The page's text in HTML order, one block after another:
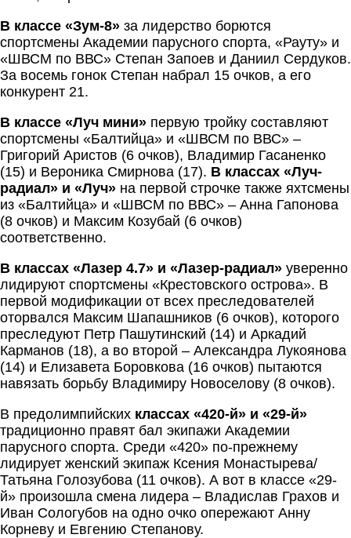
В классе «Зум-8» за лидерство борются
спортсмены Академии парусного спорта, «Рауту» и
«ШВСМ по ВВС» Степан Запоев и Даниил Сердуков.
За восемь гонок Степан набрал 15 очков, а его
конкурент 21.
В классе «Луч мини» первую тройку составляют
спортсмены «Балтийца» и «ШВСМ по ВВС» –
Григорий Аристов (6 очков), Владимир Гасаненко
(15) и Вероника Смирнова (17). В классах «Луч-
радиал» и «Луч» на первой строчке также яхтсмены
из «Балтийца» и «ШВСМ по ВВС» – Анна Гапонова
(8 очков) и Максим Козубай (6 очков)
соответственно.
В классах «Лазер 4.7» и «Лазер-радиал» уверенно
лидируют спортсмены «Крестовского острова». В
первой модификации от всех преследователей
оторвался Максим Шапашников (6 очков), которого
преследуют Петр Пашутинский (14) и Аркадий
Карманов (18), а во второй – Александра Лукоянова
(14) и Елизавета Боровкова (16 очков) пытаются
навязать борьбу Владимиру Новоселову (8 очков).
В предолимпийских классах «420-й» и «29-й»
традиционно правят бал экипажи Академии
парусного спорта. Среди «420» по-прежнему
лидирует женский экипаж Ксения Монастырева/
Татьяна Голозубова (11 очков). А вот в классе «29-
й» произошла смена лидера – Владислав Грахов и
Иван Сологубов на одно очко опережают Анну
Корневу и Евгению Степанову.